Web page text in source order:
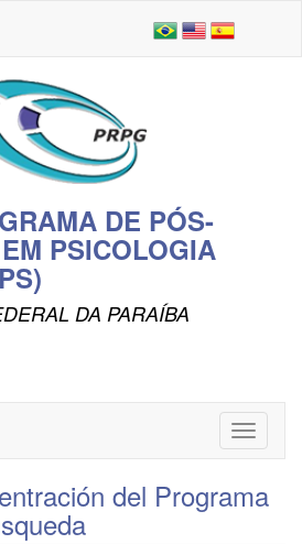
DE PÓS-
PSICOLOGIA
DA PARAÍBA
Toggle
del Programa